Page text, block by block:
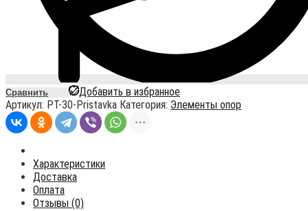
Сравнить
Добавить в избранное
Артикул: PT-30-Pristavka Категория: Элементы опор
Характеристики
Доставка
Оплата
Отзывы (0)